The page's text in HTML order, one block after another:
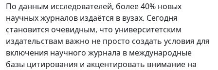
По данным исследователей, более 40% новых
научных журналов издаётся в вузах. Сегодня
становится очевидным, что университетским
издательствам важно не просто создать условия для
включения научного журнала в международные
базы цитирования и акцентировать внимание на